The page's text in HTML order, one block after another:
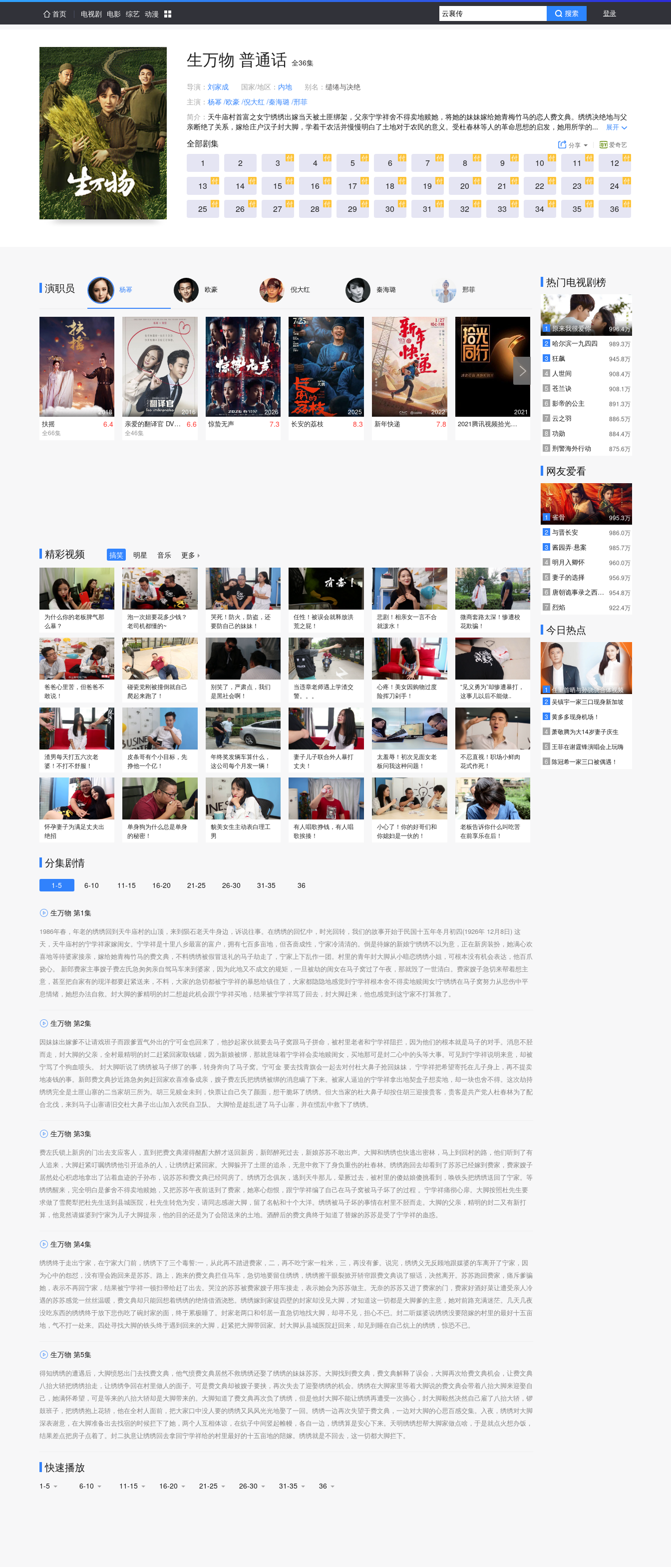
首页 电视剧 电影 综艺 动漫 登录
生万物 普通话 全36集
导演： 刘家成 国家/地区： 内地 别名： 缱绻与决绝
主演： 杨幂 /欧豪 /倪大红 /秦海璐 /邢菲
简介： 天牛庙村首富之女宁绣绣出嫁当天被土匪绑架，父亲宁学祥舍不得卖地赎她，将她的妹妹嫁给她青梅竹马的恋人费文典。绣绣决绝地与父
亲断绝了关系，嫁给庄户汉子封大脚，学着干农活并慢慢明白了土地对于农民的意义。受杜春林等人的革命思想的启发，她用所学的...
展开
分享 爱奇艺
全部剧集
1
2 3 付 4 付 5 付 6 付 7 付 8 付 9 付 10 付 11 付 12 付
13 付 14 付 15 付 16 付 17 付 18 付 19 付 20 付 21 付 22 付 23 付 24 付
25 付 26 付 27 付 28 付 29 付 30 付 31 付 32 付 33 付 34 付 35 付 36 付
演职员 杨幂 欧豪 倪大红 秦海璐 邢菲
2018
扶摇 6.4
全66集
2016
亲爱的翻译官 DVD版 6.6
全46集
2026
惊蛰无声 7.3
2025
长安的荔枝 8.3
2022
新年快递 7.8
2021
2021腾讯视频拾光盛典
解放·终局营救 6.2 2019腾讯视频星光盛典
精彩视频 搞笑 明星 音乐 更多
为什么你的老板脾气那
么暴？
泡一次妞要花多少钱？
老司机都懂的~
哭死！防火，防盗，还
要防自己的妹妹！
任性！被误会就释放洪
荒之屁！
悲剧！相亲女一言不合
就泼水！
微商套路太深！惨遭校
花欺骗！
爸爸心里苦，但爸爸不
敢说！
碰瓷党刚被撞倒就自己
爬起来跑了！
别笑了，严肃点，我们
是黑社会啊！
当违章老师遇上学渣交
警。。。
心疼！美女因购物过度
险挥刀剁手！
“见义勇为”却惨遭暴打，
这事儿以后不能做..
渣男每天打五六次老
婆！不打不舒服！
皮条哥有个小目标，先
挣他一个亿！
年终奖发辆车算什么，
这公司每个月发一辆！
妻子儿子联合外人暴打
丈夫！
太羞辱！初次见面女老
板问我这种问题！
不忍直视！职场小鲜肉
花式作死！
怀孕妻子为满足丈夫出
绝招
单身狗为什么总是单身
的秘密！
貌美女生主动表白理工
男
有人唱歌挣钱，有人唱
歌挨揍！
小心了！你的好哥们和
你媳妇是一伙的！
老板告诉你什么叫吃苦
在前享乐在后！
分集剧情
1-5 6-10 11-15 16-20 21-25 26-30 31-35 36
生万物 第1集
1986年春，年老的绣绣回到天牛庙村的山顶，来到陨石老天牛身边，诉说往事。在绣绣的回忆中，时光回转，我们的故事开始于民国十五年冬月初四(1926年 12月8日) 这
天，天牛庙村的宁学祥家嫁闺女。宁学祥是十里八乡最富的富户，拥有七百多亩地，但吝啬成性，宁家冷清清的。倒是待嫁的新娘宁绣绣不以为意，正在新房装扮，她满心欢
喜地等待婆家接亲，嫁给她青梅竹马的费文典，不料绣绣被假冒送礼的马子劫走了，宁家上下乱作一团。村里的青年封大脚从小暗恋绣绣小姐，可根本没有机会表达，他百爪
挠心。 新郎费家主事嫂子费左氏急匆匆亲自驾马车来到婆家，因为此地又不成文的规矩，一旦被劫的闺女在马子窝过了午夜，那就毁了一世清白。费家嫂子急切来帮着想主
意，甚至把自家有的现洋都要赶紧送来，不料，大家的急切都被宁学祥的暴怒给镇住了，大家都隐隐地感觉到宁学祥根本舍不得卖地赎闺女!宁绣绣在马子窝努力从悲伤中平
息情绪，她想办法自救。封大脚的爹精明的封二想趁此机会跟宁学祥买地，结果被宁学祥骂了回去，封大脚赶来，他也感觉到这宁家不打算救了。
生万物 第2集
因妹妹出嫁爹不让请戏班子而跟爹置气外出的宁可金也回来了，他抄起家伙就要去马子窝跟马子拼命，被村里老者和宁学祥阻拦，因为他们的根本就是马子的对手。消息不胫
而走，封大脚的父亲，全村最精明的封二赶紧回家取钱罐，因为新娘被绑，那就意味着宁学祥会卖地赎闺女，买地那可是封二心中的头等大事。可见到宁学祥说明来意，却被
宁骂了个狗血喷头。 封大脚听说了绣绣被马子绑了的事，转身奔向了马子窝。宁可金 要去找青旗会一起去对付杜大鼻子抢回妹妹， 宁学祥把希望寄托在儿子身上，再不提卖
地凑钱的事。新郎费文典抄近路急匆匆赶回家欢喜准备成亲，嫂子费左氏把绣绣被绑的消息瞒了下来。被家人逼迫的宁学祥拿出地契盒子想卖地，却一块也舍不得。这次劫持
绣绣完全是土匪山寨的二当家胡三所为。胡三见赎金未到，快票让自己失了颜面，想干脆坏了绣绣。但大当家的杜大鼻子却按住胡三迎接贵客，贵客是共产党人杜春林为了配
合北伐，来到马子山寨请旧交杜大鼻子出山加入农民自卫队。 大脚恰是趁乱进了马子山寨，并在慌乱中救下了绣绣。
生万物 第3集
费左氏锁上新房的门出去支应客人，直到把费文典灌得酩酊大醉才送回新房，新郎醉死过去，新娘苏苏不敢出声。大脚和绣绣也快逃出密林，马上到回村的路，他们听到了有
人追来，大脚赶紧叮嘱绣绣他引开追杀的人，让绣绣赶紧回家。大脚躲开了土匪的追杀，无意中救下了身负重伤的杜春林。绣绣跑回去却看到了苏苏已经嫁到费家，费家嫂子
居然处心积虑地拿出了沾着血迹的子孙布，说苏苏和费文典已经同房了。绣绣万念俱灰，逃到天牛那儿，晕厥过去，被村里的傻姑娘傻挑看到，唤铁头把绣绣送回了宁家。等
绣绣醒来，完全明白是爹舍不得卖地赎她，又把苏苏午夜前送到了费家，她寒心怨恨，跟宁学祥编了自己在马子窝被马子坏了的过程 。宁学祥痛彻心扉。大脚按照杜先生要
求做了雪爬犁把杜先生送到县城医院，杜先生转危为安，请同志感谢大脚，留了名帖和十个大洋。绣绣被马子坏的事情在村里不胫而走。大脚的父亲，精明的封二又有新打
算，他竟然请媒婆到宁家为儿子大脚提亲，他的目的还是为了会陪送来的土地。酒醉后的费文典终于知道了替嫁的苏苏是受了宁学祥的蛊惑。
生万物 第4集
绣绣终于走出宁家，在宁家大门前，绣绣下了三个毒誓:一，从此再不踏进费家，二，再不吃宁家一粒米，三，再没有爹。说完，绣绣义无反顾地跟媒婆的车离开了宁家，因
为心中的怨怼，没有理会跑回来是苏苏。路上，跑来的费文典拦住马车，急切地要留住绣绣，绣绣擦干眼裂掀开轿帘跟费文典说了狠话，决然离开。苏苏跑回费家，痛斥爹骗
她，表示不再回宁家，结果被宁学祥一顿扫帚给赶了出去。哭泣的苏苏被费家嫂子用车接走，表示她会为苏苏做主。无奈的苏苏又进了费家的门，费家好酒好菜让遭受亲人冷
遇的苏苏感觉一丝丝温暖，费文典却只能回想着绣绣的绝情借酒浇愁。绣绣嫁到家徒四壁的封家却没见大脚，才知道这一切都是大脚爹的主意，她对前路充满迷茫。几天几夜
没吃东西的绣绣终于放下悲伤吃了碗封家的面，终于累极睡了。封家老两口和邻居一直急切地找大脚，却寻不见，担心不已。封二听媒婆说绣绣没要陪嫁的村里的最好十五亩
地，气不打一处来。四处寻找大脚的铁头终于遇到回来的大脚，赶紧把大脚带回家。封大脚从县城医院赶回来，却见到睡在自己炕上的绣绣，惊恐不已。
生万物 第5集
得知绣绣的遭遇后，大脚愤怒出门去找费文典，他气愤费文典居然不救绣绣还娶了绣绣的妹妹苏苏。大脚找到费文典，费文典解释了误会，大脚再次给费文典机会，让费文典
八抬大轿把绣绣抬走，让绣绣争回在村里做人的面子。可是费文典却被嫂子要挟，再次失去了迎娶绣绣的机会。绣绣在大脚家里等着大脚说的费文典会带着八抬大脚来迎娶自
己，她满怀希望，可是等来的八抬大轿却是大脚带来的。大脚知道了费文典再次负了绣绣，但是他封大脚不能让绣绣再遭受一次摘心，封大脚毅然决然自己雇了八抬大轿，锣
鼓班子，把绣绣抱上花轿，他在全村人面前，把大家口中没人要的绣绣又风风光光地娶了一回。绣绣一边再次失望于费文典，一边对大脚的心思百感交集。入夜，绣绣对大脚
深表谢意，在大脚准备出去找宿的时候拦下了她，两个人互相体谅，在炕子中间竖起帷幔，各自一边，绣绣算是安心下来。天明绣绣想帮大脚家做点啥，于是就点火想办饭，
结果差点把房子点着了。封二执意让绣绣回去拿回宁学祥给的村里最好的十五亩地的陪嫁。绣绣就是不回去，这一切都大脚拦下。
快速播放
1-5 6-10 11-15 16-20 21-25 26-30 31-35 36
热门电视剧榜
1 原来我很爱你 996.4万
2 哈尔滨一九四四 989.3万
3 狂飙 945.8万
4 人世间 908.4万
5 苍兰诀 908.1万
6 影帝的公主 891.3万
7 云之羽 886.5万
8 功勋 884.4万
9 刑警海外行动 875.6万
网友爱看
1 雀骨 995.3万
2 与晋长安 986.0万
3 酱园弄·悬案 985.7万
4 明月入卿怀 960.0万
5 妻子的选择 956.9万
6 唐朝诡事录之西行 普通话 954.8万
7 烈焰 922.4万
今日热点
1 任重首晒与孙骁骁合体视频
2 吴镇宇一家三口现身新加坡
3 黄多多现身机场！
4 萧敬腾为大14岁妻子庆生
5 王菲在谢霆锋演唱会上玩嗨
6 陈冠希一家三口被偶遇！